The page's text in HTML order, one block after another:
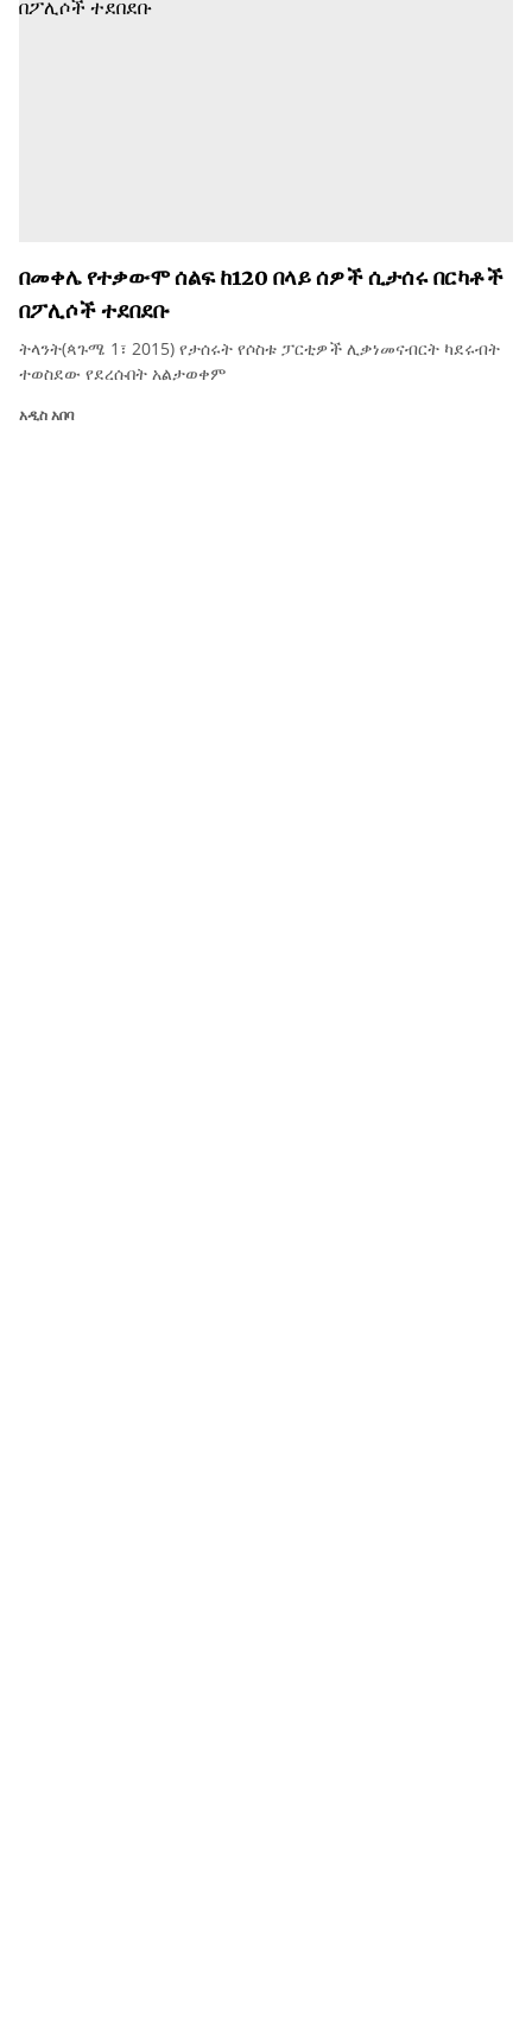
በመቀሌ የተቃውሞ ሰልፍ ከ120 በላይ ሰዎች ሲታሰሩ በርካቶች
በፖሊሶች ተደበደቡ
ትላንት(ጳጉሜ 1፣ 2015) የታሰሩት የሶስቱ ፓርቲዎች ሊቃነመናብርት ካደሩብት
ተወስደው የደረሱበት አልታወቀም
አዲስ አበባ